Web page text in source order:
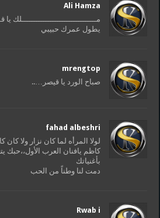
Ali Hamza
يطول عمرك حبيبي
mrengtop
صباح الورد يا قيصر…..
fahad albeshri
لولا المرأه لما كان نزار ولا كان
كاظم يافنان العرب الأول،،حبك
بأغنياتك
دمت لنا وطناً من الحب
Rwab i